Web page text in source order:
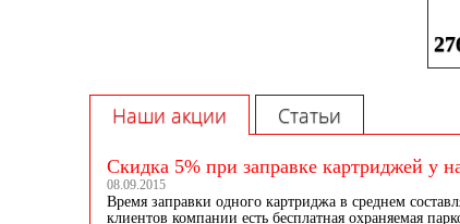
Наши акции
Скидка 5% при заправке картриджей у
08.09.2015
Время заправки одного картриджа в среднем
клиентов компании есть бесплатная охраняемая
Статьи